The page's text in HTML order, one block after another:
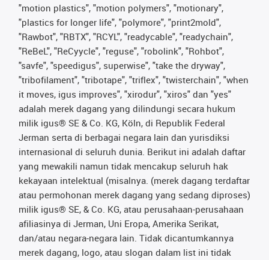
"motion plastics", "motion polymers", "motionary",
"plastics for longer life", "polymore", "print2mold",
"Rawbot", "RBTX", "RCYL", "readycable", "readychain",
"ReBeL", "ReCyycle", "reguse", "robolink", "Rohbot",
"savfe", "speedigus", superwise", "take the dryway",
"tribofilament", "tribotape", "triflex", "twisterchain", "when
it moves, igus improves", "xirodur", "xiros" dan "yes"
adalah merek dagang yang dilindungi secara hukum
milik igus® SE & Co. KG, Köln, di Republik Federal
Jerman serta di berbagai negara lain dan yurisdiksi
internasional di seluruh dunia. Berikut ini adalah daftar
yang mewakili namun tidak mencakup seluruh hak
kekayaan intelektual (misalnya. (merek dagang terdaftar
atau permohonan merek dagang yang sedang diproses)
milik igus® SE, & Co. KG, atau perusahaan-perusahaan
afiliasinya di Jerman, Uni Eropa, Amerika Serikat,
dan/atau negara-negara lain. Tidak dicantumkannya
merek dagang, logo, atau slogan dalam list ini tidak